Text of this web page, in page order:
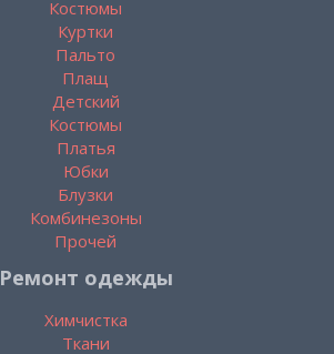
Костюмы
Куртки
Пальто
Плащ
Детский
Костюмы
Платья
Юбки
Блузки
Комбинезоны
Прочей
Ремонт одежды
Химчистка
Ткани